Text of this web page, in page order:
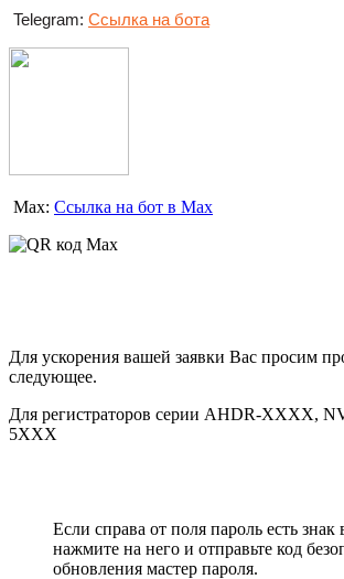
Telegram: Ссылка на бота
Max: Ссылка на бот в Max
Для ускорения вашей заявки Вас просим
следующее.
Для регистраторов серии AHDR-XXXX,
5XXX
Если справа от поля пароль есть знак
нажмите на него и отправьте код
обновления мастер пароля.